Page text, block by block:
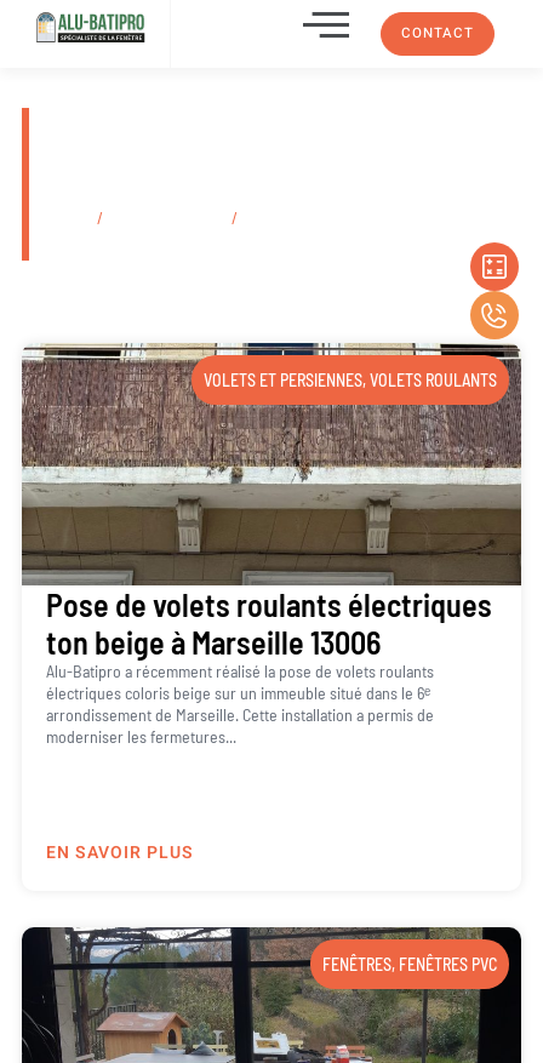
CONTACT
/ /
VOLETS ET PERSIENNES,VOLETS ROULANTS
Pose de volets roulants électriques
ton beige à Marseille 13006
Alu-Batipro a récemment réalisé la pose de volets roulants
électriques coloris beige sur un immeuble situé dans le 6ᵉ
arrondissement de Marseille. Cette installation a permis de
moderniser les fermetures...
EN SAVOIR PLUS
FENÊTRES, FENÊTRES PVC